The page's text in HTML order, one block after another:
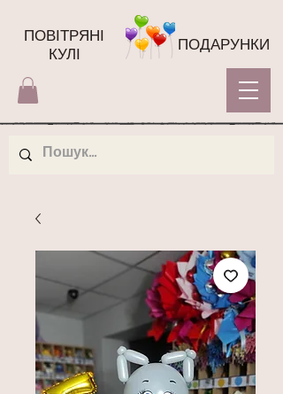
ПОВІТРЯНІ
КУЛІ
ПОДАРУНКИ